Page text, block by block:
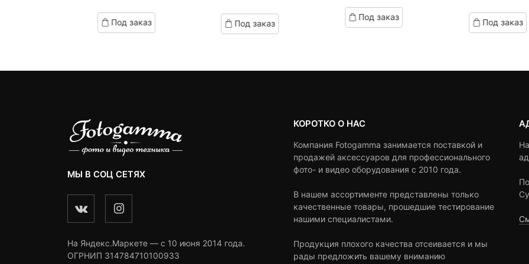
based
on
customer
Под заказ
based
on
customer
Под заказ
on
customer
ratings
Под заказ
based
on
customer
Под заказ
МЫ В СОЦ СЕТЯХ
На Яндекс.Маркете — c 10 июня 2014 года.
ОГРНИП 314784710100933
КОРОТКО О НАС
Компания Fotogamma занимается поставкой и
продажей аксессуаров для профессионального
фото- и видео оборудования с 2010 года.
В нашем ассортименте представлены только
качественные товары, прошедшие тестирование
нашими специалистами.
Продукция плохого качества отсеивается и мы
рады предложить вашему вниманию